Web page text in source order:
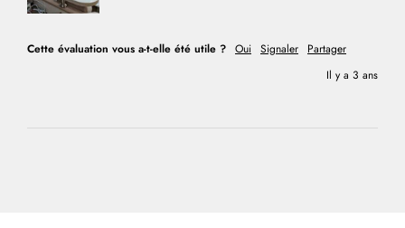
Cette évaluation vous a-t-elle été utile ? Oui Signaler
Partager
Il y a 3 ans